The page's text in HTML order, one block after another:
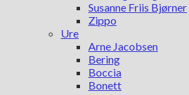
Susanne Friis Bjørner
Zippo
Ure
Arne Jacobsen
Bering
Boccia
Bonett